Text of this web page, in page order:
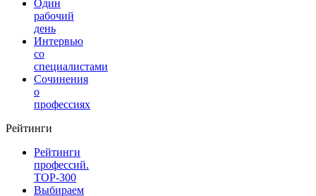
Один
рабочий
день
Интервью
со
специалистами
Сочинения
о
профессиях
Рейтинги
Рейтинги
профессий.
TOP-300
Выбираем